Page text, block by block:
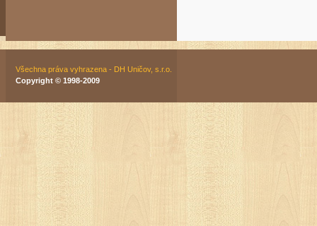
Všechna práva vyhrazena - DH Uničov, s.r.o.
Copyright © 1998-2009